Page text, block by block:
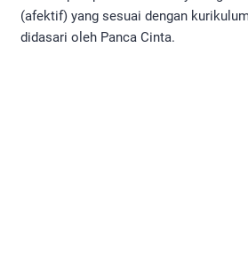
(afektif) yang sesuai dengan
didasari oleh Panca Cinta.